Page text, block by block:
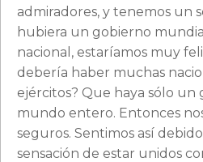
admiradores, y tenemos un
hubiera un gobierno
nacional, estaríamos muy
debería haber muchas
ejércitos? Que haya sólo un
mundo entero. Entonces
seguros. Sentimos así
sensación de estar unidos